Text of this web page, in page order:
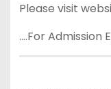
Please visit
….For Admission